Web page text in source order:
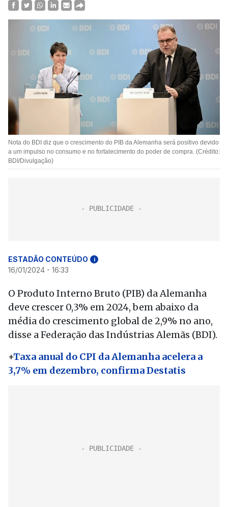
Nota do BDI diz que o crescimento do PIB da Alemanha será positivo devido
a um impulso no consumo e no fortalecimento do poder de compra. (Crédito:
BDI/Divulgação)
ESTADÃO CONTEÚDO i
16/01/2024 - 16:33
O Produto Interno Bruto (PIB) da Alemanha
deve crescer 0,3% em 2024, bem abaixo da
média do crescimento global de 2,9% no ano,
disse a Federação das Indústrias Alemãs (BDI).
+Taxa anual do CPI da Alemanha acelera a
3,7% em dezembro, confirma Destatis